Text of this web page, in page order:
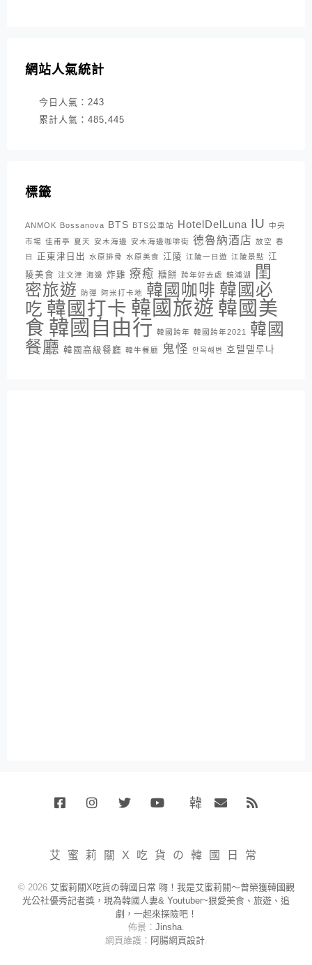
網站人氣統計
今日人氣： 243
累計人氣： 485,445
標籤
ANMOK Bossanova BTS BTS公車站 HotelDelLuna IU
中央
市場 佳甫亭 夏天 安木海邊 安木海邊咖啡街 德魯納酒店 放空 春
日
正東津日出 水原排骨 水原美食 江陵 江陵一日遊 江陵景點 江
陵美食 注文津 海邊 炸雞 療癒 糖餅 跨年好去處 鏡浦湖
閨
密旅遊
防彈 阿米打卡地 韓國咖啡 韓國必
吃 韓國打卡 韓國旅遊 韓國美
食 韓國自由行 韓國跨年 韓國跨年2021
韓國
餐廳 韓國高級餐廳 韓牛餐廳 鬼怪 안목해변 호텔델루나
韓
小
賣
艾蜜莉關X吃貨の韓國日常
© 2026 艾蜜莉關X吃貨の韓國日常 嗨！我是艾蜜莉關～曾榮獲韓國觀
光公社優秀記者獎，現為韓國人妻& Youtuber~狠愛美食、旅遊、追
劇，一起來探險吧！
佈景： Jinsha.
網頁維護： 阿腸網頁設計.